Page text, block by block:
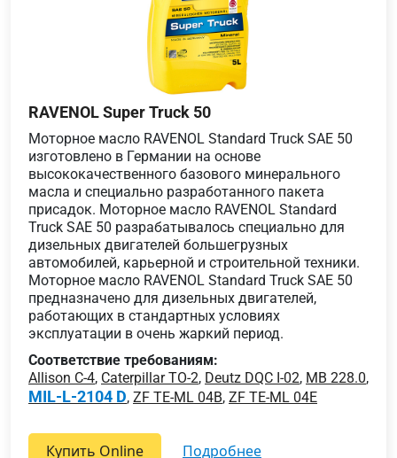
RAVENOL Super Truck 50
Моторное масло RAVENOL Standard Truck SAE 50
изготовлено в Германии на основе
высококачественного базового минерального
масла и специально разработанного пакета
присадок. Моторное масло RAVENOL Standard
Truck SAE 50 разрабатывалось специально для
дизельных двигателей большегрузных
автомобилей, карьерной и строительной техники.
Моторное масло RAVENOL Standard Truck SAE 50
предназначено для дизельных двигателей,
работающих в стандартных условиях
эксплуатации в очень жаркий период.
Соответствие требованиям:
Allison C-4, Caterpillar TO-2, Deutz DQC I-02, MB 228.0,
MIL-L-2104 D, ZF TE-ML 04B, ZF TE-ML 04E
Купить Online подробнее